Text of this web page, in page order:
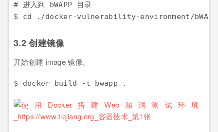
# 进入到 bWAPP 目录
3.2 创建镜像
开始创建 image 镜像。
$ docker build -t bwapp .